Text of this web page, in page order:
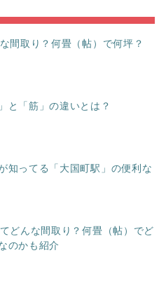
間取り？何畳（帖）で何坪？
と「筋」の違いとは？
知ってる「大国町駅」の便利な
どんな間取り？何畳（帖）でど
のかも紹介